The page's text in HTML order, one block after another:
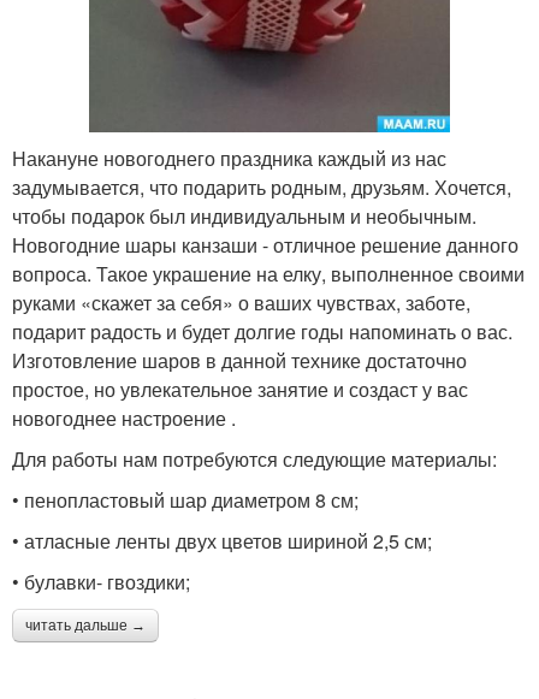
Накануне новогоднего праздника каждый из нас
задумывается, что подарить родным, друзьям. Хочется,
чтобы подарок был индивидуальным и необычным.
Новогодние шары канзаши - отличное решение данного
вопроса. Такое украшение на елку, выполненное своими
руками «скажет за себя» о ваших чувствах, заботе,
подарит радость и будет долгие годы напоминать о вас.
Изготовление шаров в данной технике достаточно
простое, но увлекательное занятие и создаст у вас
новогоднее настроение .
Для работы нам потребуются следующие материалы:
• пенопластовый шар диаметром 8 см;
• атласные ленты двух цветов шириной 2,5 см;
• булавки- гвоздики;
читать дальше →